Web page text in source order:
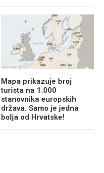
Mapa prikazuje broj
turista na 1.000
stanovnika europskih
država. Samo je jedna
bolja od Hrvatske!